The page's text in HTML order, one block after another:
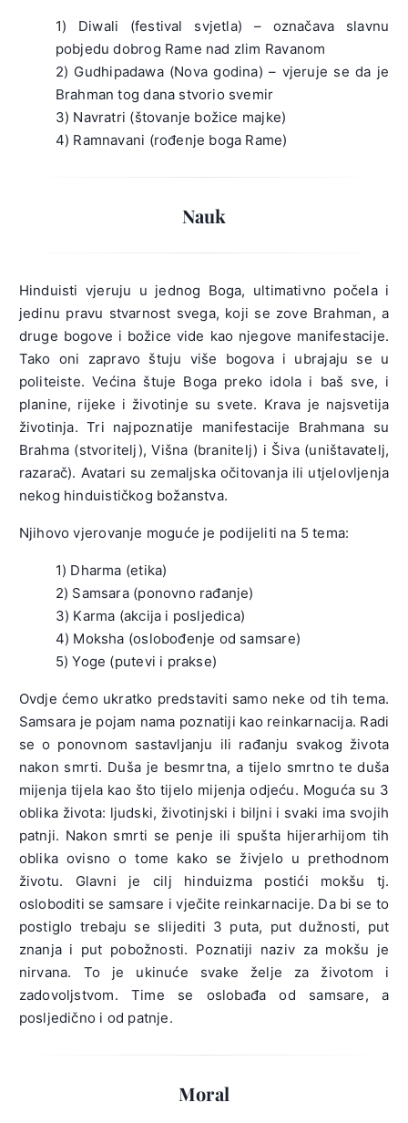
1) Diwali (festival svjetla) – označava slavnu
pobjedu dobrog Rame nad zlim Ravanom
2) Gudhipadawa (Nova godina) – vjeruje se da je
Brahman tog dana stvorio svemir
3) Navratri (štovanje božice majke)
4) Ramnavani (rođenje boga Rame)
Nauk
Hinduisti vjeruju u jednog Boga, ultimativno počela i
jedinu pravu stvarnost svega, koji se zove Brahman, a
druge bogove i božice vide kao njegove manifestacije.
Tako oni zapravo štuju više bogova i ubrajaju se u
politeiste. Većina štuje Boga preko idola i baš sve, i
planine, rijeke i životinje su svete. Krava je najsvetija
životinja. Tri najpoznatije manifestacije Brahmana su
Brahma (stvoritelj), Višna (branitelj) i Šiva (uništavatelj,
razarač). Avatari su zemaljska očitovanja ili utjelovljenja
nekog hinduističkog božanstva.
Njihovo vjerovanje moguće je podijeliti na 5 tema:
1) Dharma (etika)
2) Samsara (ponovno rađanje)
3) Karma (akcija i posljedica)
4) Moksha (oslobođenje od samsare)
5) Yoge (putevi i prakse)
Ovdje ćemo ukratko predstaviti samo neke od tih tema.
Samsara je pojam nama poznatiji kao reinkarnacija. Radi
se o ponovnom sastavljanju ili rađanju svakog života
nakon smrti. Duša je besmrtna, a tijelo smrtno te duša
mijenja tijela kao što tijelo mijenja odjeću. Moguća su 3
oblika života: ljudski, životinjski i biljni i svaki ima svojih
patnji. Nakon smrti se penje ili spušta hijerarhijom tih
oblika ovisno o tome kako se živjelo u prethodnom
životu. Glavni je cilj hinduizma postići mokšu tj.
osloboditi se samsare i vječite reinkarnacije. Da bi se to
postiglo trebaju se slijediti 3 puta, put dužnosti, put
znanja i put pobožnosti. Poznatiji naziv za mokšu je
nirvana. To je ukinuće svake želje za životom i
zadovoljstvom. Time se oslobađa od samsare, a
posljedično i od patnje.
Moral